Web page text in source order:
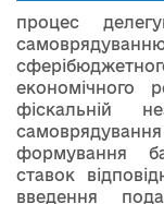
процес
економічного
фіскальній
формування
ставок
введення